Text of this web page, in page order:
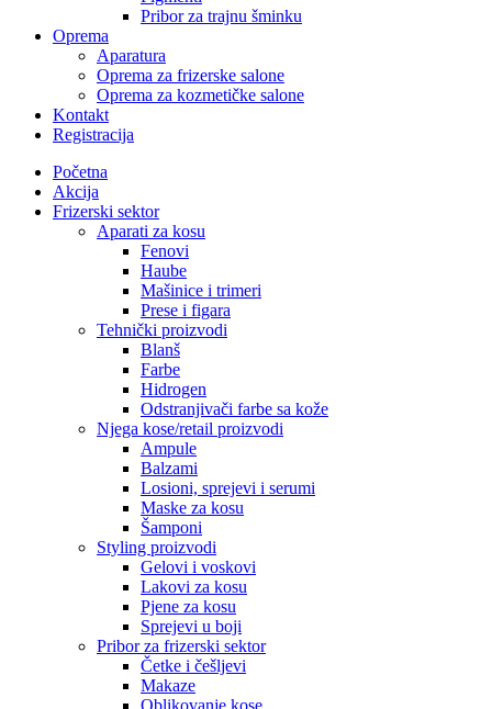
Pribor za trajnu šminku
Oprema
Aparatura
Oprema za frizerske salone
Oprema za kozmetičke salone
Kontakt
Registracija
Početna
Akcija
Frizerski sektor
Aparati za kosu
Fenovi
Haube
Mašinice i trimeri
Prese i figara
Tehnički proizvodi
Blanš
Farbe
Hidrogen
Odstranjivači farbe sa kože
Njega kose/retail proizvodi
Ampule
Balzami
Losioni, sprejevi i serumi
Maske za kosu
Šamponi
Styling proizvodi
Gelovi i voskovi
Lakovi za kosu
Pjene za kosu
Sprejevi u boji
Pribor za frizerski sektor
Četke i češljevi
Makaze